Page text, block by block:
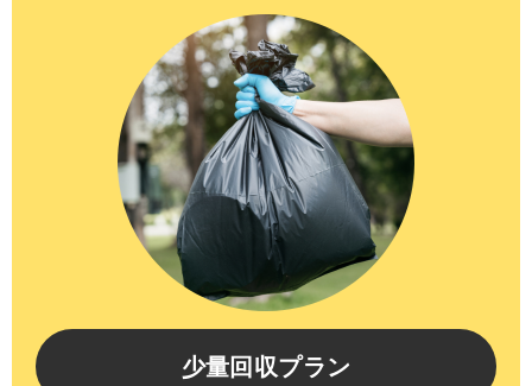
少量回収プラン